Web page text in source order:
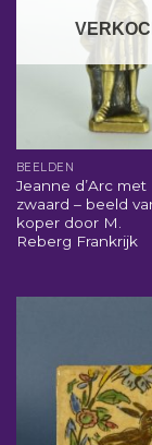
BEELDEN
Jeanne d’Arc met
zwaard – beeld
koper door M.
Reberg Frankrijk